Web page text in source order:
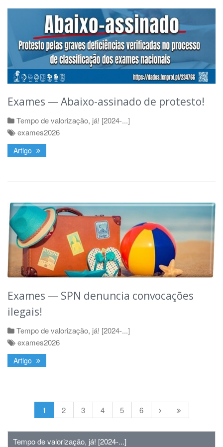
Exames — Abaixo-assinado de protesto!
Tempo de valorização, já! [2024-...]
exames2026
Artigo
Exames — SPN denuncia convocações
ilegais!
Tempo de valorização, já! [2024-...]
exames2026
Artigo
1 2 3 4 5 6
Tempo de valorização, já! [2024-...]